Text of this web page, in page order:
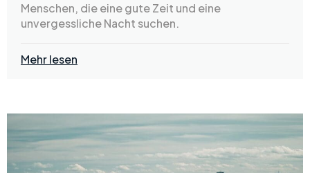
Menschen, die eine gute Zeit und eine
unvergessliche Nacht suchen.
Mehr lesen